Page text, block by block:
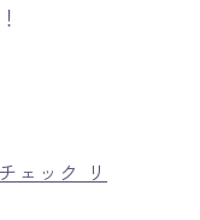
ェック リ